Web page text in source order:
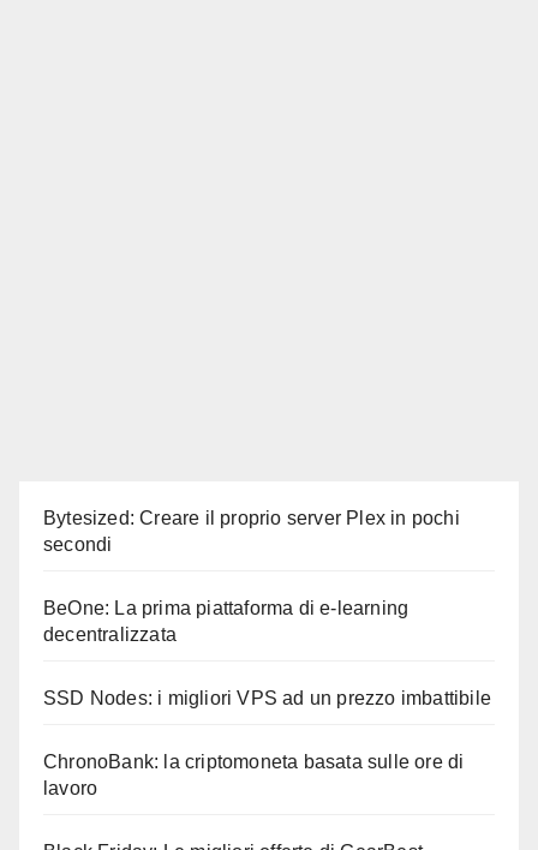
Bytesized: Creare il proprio server Plex in pochi
secondi
BeOne: La prima piattaforma di e-learning
decentralizzata
SSD Nodes: i migliori VPS ad un prezzo imbattibile
ChronoBank: la criptomoneta basata sulle ore di
lavoro